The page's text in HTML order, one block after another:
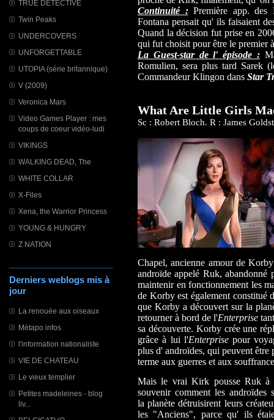
TRUE DETECTIVE
Twin Peaks
UNDERCOVERS
UNFORGETTABLE
UTOPIA (série britannique)
V (2009)
Veronica Mars
Video Games Player : mes
coups de coeur vidéo-ludi
VIKINGS
WALKING DEAD, The
WHITE COLLAR
X-Files
Xena, the Warrior Princess
YOUNG & HUNGRY
Z NATION
Derniers weblogs mis à
jour
La renouée aux oiseaux
Métapo infos
l'information nationaliste
VIE DE CHATEAU
Le vieux templier
Petites madeleines - blog
liv...
Continuité :Première app. des
Fontana pensait qu' ils faisaient
Quand la décision fut prise en
qui fut choisit pour être le premier
La Guest-star de l' épisode :
Romulien, sera plus tard Sarek
Commandeur Klingon dans Star
What Are Little Girls
Sc : Robert Bloch. R : James
Chapel, ancienne amour de
androïde appelé Ruk,
maintenir en fonctionnement les
de Korby est également constitué
que Korby a découvert sur la
retourner à bord de l'Enterprise
sa découverte. Korby crée une
grâce à lui l'Enterprisepour
plus d' androïdes, qui peuvent être
terme aux guerres et aux
Mais le vrai Kirk pousse Ruk à
souvenir comment les androïdes
la planète détruisirent leurs
les "Anciens", parce qu' ils